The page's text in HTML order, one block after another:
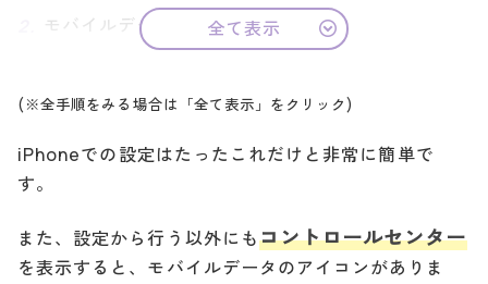
モバイルデータ通信を選択
全て表示
(※全手順をみる場合は「全て表示」をクリック)
iPhoneでの設定はたったこれだけと非常に簡単で
す。
また、設定から行う以外にもコントロールセンター
を表示すると、モバイルデータのアイコンがありま